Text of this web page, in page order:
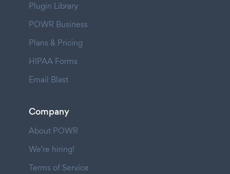
Plugin Library
POWR Business
Plans & Pricing
HIPAA Forms
Email Blast
Company
About POWR
We're hiring!
Terms of Service